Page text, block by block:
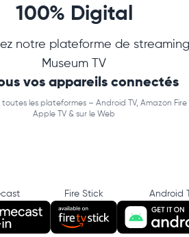
100% Digital
notre plateforme de streaming
Museum TV
vos appareils connectés
les plateformes – Android TV, Amazon Fire
Apple TV & sur le Web
Fire Stick Android